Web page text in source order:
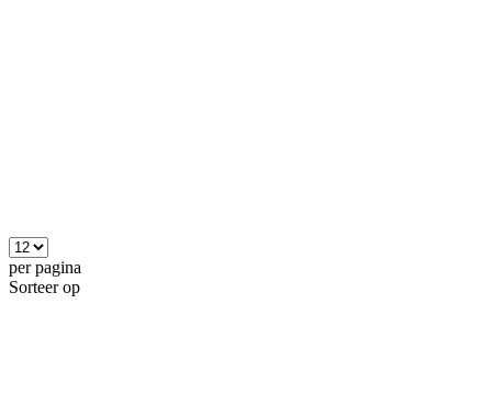
per pagina
Sorteer op